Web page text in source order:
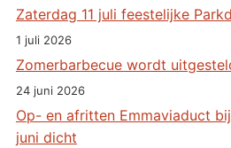
Zaterdag 11 juli feestelijke
1 juli 2026
Zomerbarbecue wordt
24 juni 2026
Op- en afritten Emmaviaduct
juni dicht